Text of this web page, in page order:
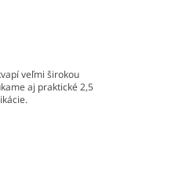
veľmi širokou
aj praktické 2,5